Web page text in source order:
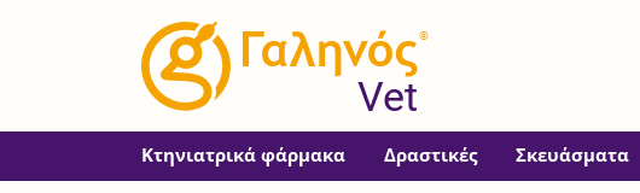
®
Vet
Κτηνιατρικά φάρμακα Δραστικές Σκευάσματα